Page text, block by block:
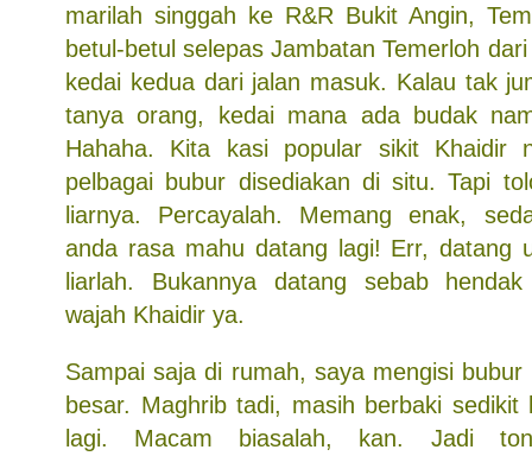
marilah singgah ke R&R Bukit Angin,
betul-betul selepas Jambatan Temerloh
kedai kedua dari jalan masuk. Kalau tak
tanya orang, kedai mana ada budak
Hahaha. Kita kasi popular sikit
pelbagai bubur disediakan di situ. Tapi
liarnya. Percayalah. Memang enak,
anda rasa mahu datang lagi! Err, datang
liarlah. Bukannya datang sebab
wajah Khaidir ya.
Sampai saja di rumah, saya mengisi
besar. Maghrib tadi, masih berbaki sedikit
lagi. Macam biasalah, kan. Jadi